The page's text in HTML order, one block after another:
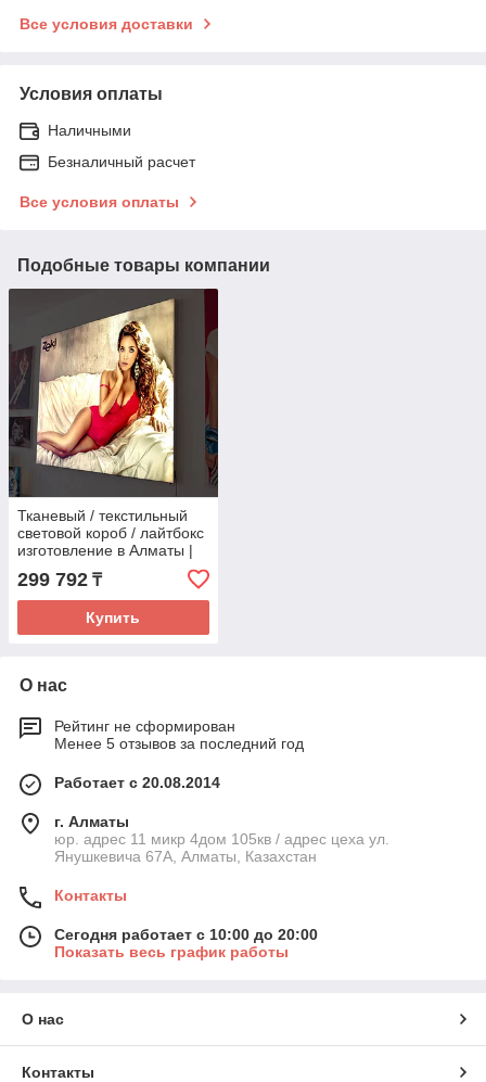
Все условия доставки
Условия оплаты
Наличными
Безналичный расчет
Все условия оплаты
Подобные товары компании
Тканевый / текстильный
световой короб / лайтбокс
изготовление в Алматы |
размер 1,6X3м
299 792 ₸
Купить
О нас
Рейтинг не сформирован
Менее 5 отзывов за последний год
Работает с 20.08.2014
г. Алматы
юр. адрес 11 микр 4дом 105кв / адрес цеха ул.
Янушкевича 67А, Алматы, Казахстан
Контакты
Сегодня работает с 10:00 до 20:00
Показать весь график работы
О нас
Контакты